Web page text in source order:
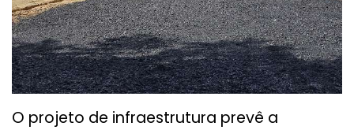
O projeto de infraestrutura prevê a